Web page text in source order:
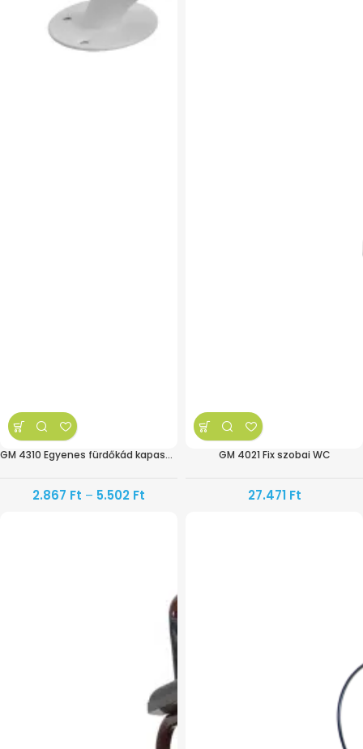
GM 4310 Egyenes fürdőkád kapaszkodó
2.867 Ft – 5.502 Ft
GM 4021 Fix szobai WC
27.471 Ft